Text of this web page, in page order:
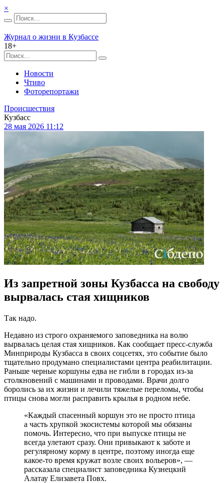
×
Журнал о жизни в Кузбассе
18+
Новости
Чтиво
Фоторепортажи
Происшествия
Кузбасс
28 мая 2026 11:12
Из запретной зоны Кузбасса на свободу
вырвалась стая хищников
Так надо.
Недавно из строго охраняемого заповедника на волю
вырвалась целая стая хищников. Как сообщает пресс-служба
Минприроды Кузбасса в своих соцсетях, это событие было
тщательно продумано специалистами центра реабилитации.
Раньше черные коршуны едва не гибли в городах из-за
столкновений с машинами и проводами. Врачи долго
боролись за их жизни и лечили тяжелые переломы, чтобы
птицы снова могли расправить крылья в родном небе.
«Каждый спасенный коршун это не просто птица
а часть хрупкой экосистемы которой мы обязаны
помочь. Интересно, что при выпуске птицы не
всегда улетают сразу. Они привыкают к заботе и
регулярному корму в центре, поэтому иногда еще
какое-то время кружат возле своих вольеров», —
рассказала специалист заповедника Кузнецкий
Алатау Елизавета Повх.